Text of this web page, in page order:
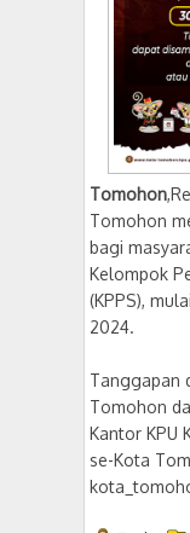
Tomohon
Tomohon
bagi
Kelompok
(KPPS),
2024.
Tanggapan
Tomohon
Kantor KPU
se-Kota